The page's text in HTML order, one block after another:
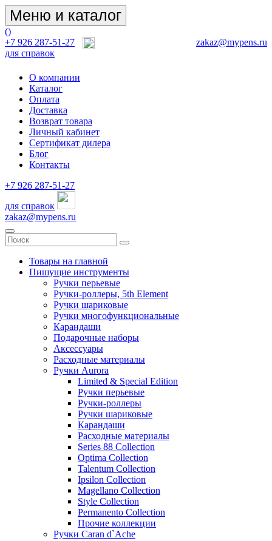
Меню и каталог
()
+7 926 287-51-27
для справок
zakaz@mypens.ru
О компании
Каталог
Оплата
Доставка
Возврат товара
Личный кабинет
Сертификат дилера
Блог
Контакты
+7 926 287-51-27
для справок
zakaz@mypens.ru
Товары на главной
Пишущие инструменты
Ручки перьевые
Ручки-роллеры, 5th Element
Ручки шариковые
Ручки многофункциональные
Карандаши
Подарочные наборы
Аксессуары
Расходные материалы
Ручки Aurora
Limited & Special Edition
Ручки перьевые
Ручки-роллеры
Ручки шариковые
Карандаши
Расходные материалы
Series 88 Collection
Optima Collection
Talentum Collection
Ipsilon Collection
Magellano Collection
Style Collection
Permanento Collection
Прочие коллекции
Ручки Caran d`Ache